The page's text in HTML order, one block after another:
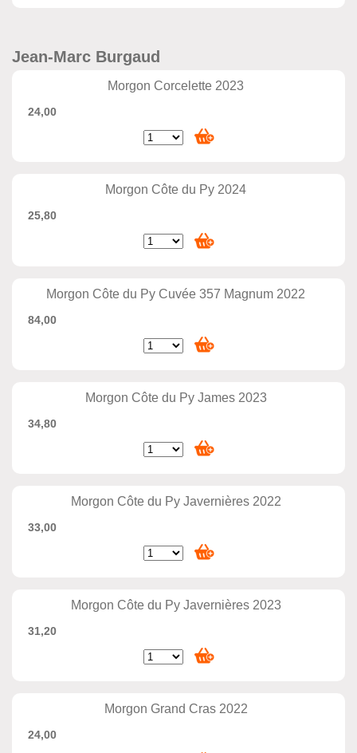
Jean-Marc Burgaud
Morgon Corcelette 2023
24,00
Morgon Côte du Py 2024
25,80
Morgon Côte du Py Cuvée 357 Magnum 2022
84,00
Morgon Côte du Py James 2023
34,80
Morgon Côte du Py Javernières 2022
33,00
Morgon Côte du Py Javernières 2023
31,20
Morgon Grand Cras 2022
24,00